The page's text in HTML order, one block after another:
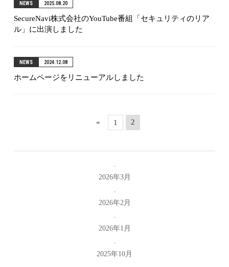
NEWS 2025.08.20
SecureNavi株式会社のYouTube番組「セキュリティのリア
ル」に出演しました
NEWS 2024.12.08
ホームページをリニューアルしました
« 1 2
2026年3月
2026年2月
2026年1月
2025年10月